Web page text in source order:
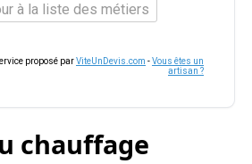
à la liste des métiers
proposé parViteUnDevis.com -Vous êtes un
artisan ?
chauffage